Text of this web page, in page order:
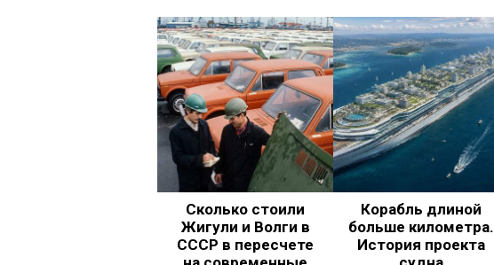
Сколько стоили
Жигули и Волги в
СССР в пересчете
Корабль длиной
больше километра.
История проекта